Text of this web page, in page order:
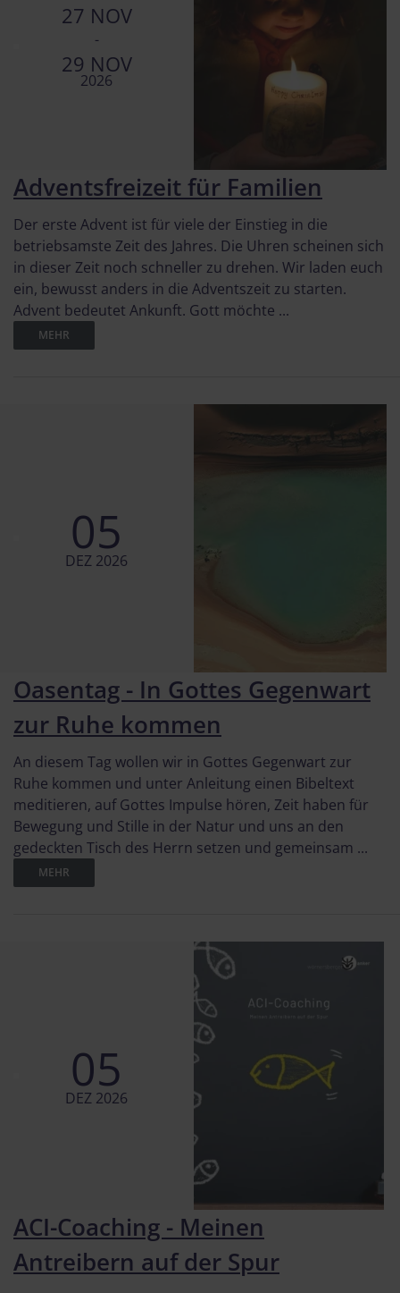
27 NOV
-
29 NOV
2026
Adventsfreizeit für Familien
Der erste Advent ist für viele der Einstieg in die
betriebsamste Zeit des Jahres. Die Uhren scheinen sich
in dieser Zeit noch schneller zu drehen. Wir laden euch
ein, bewusst anders in die Adventszeit zu starten.
Advent bedeutet Ankunft. Gott möchte ...
MEHR
05
DEZ 2026
Oasentag - In Gottes Gegenwart
zur Ruhe kommen
An diesem Tag wollen wir in Gottes Gegenwart zur
Ruhe kommen und unter Anleitung einen Bibeltext
meditieren, auf Gottes Impulse hören, Zeit haben für
Bewegung und Stille in der Natur und uns an den
gedeckten Tisch des Herrn setzen und gemeinsam ...
MEHR
05
DEZ 2026
ACI-Coaching - Meinen
Antreibern auf der Spur